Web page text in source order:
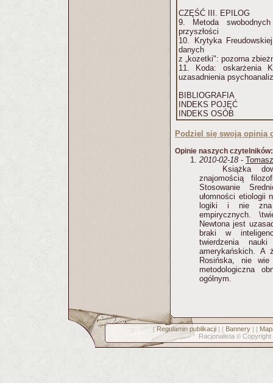
CZĘŚĆ III. EPILOG
9. Metoda
przyszłości
10. Krytyka
danych
z „kozetki": pozorna
11. Koda: oskarżenia
uzasadnienia
BIBLIOGRAFIA
INDEKS POJĘĆ
INDEKS OSÓB
Podziel się swoją opinią
Opinie naszych czytelników:
2010-02-18 -
Książka
znajomością
Stosowanie
ułomności etiologii
logiki i nie zna
empirycznych.
Newtona jest
braki w
twierdzenia
amerykańskich.
Rosińska, nie
metodologiczna
ogólnym.
[ Regulamin publikacji] [ Bannery] [
Racjonalista © Copyright